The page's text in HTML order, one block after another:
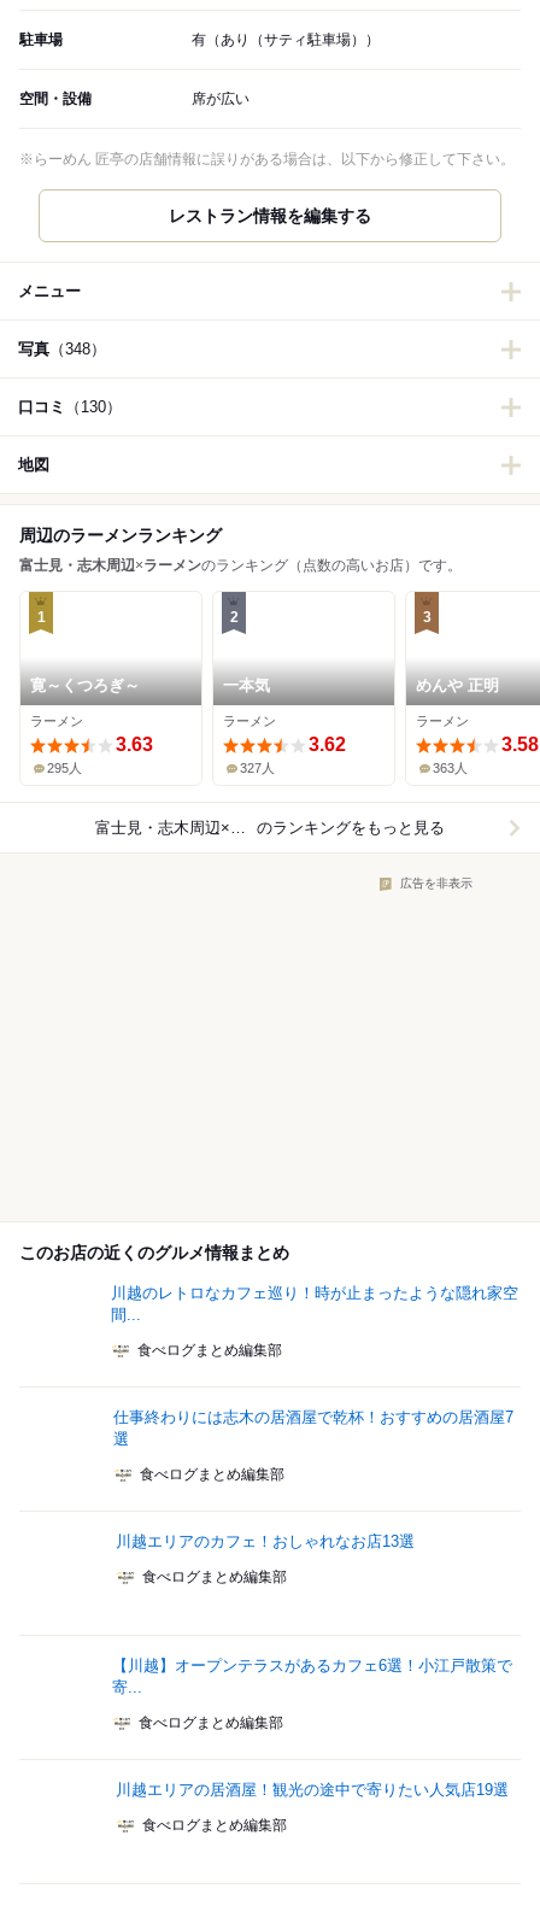
駐車場 有（あり（サティ駐車場））
空間・設備 席が広い
※らーめん 匠亭の店舗情報に誤りがある場合は、以下から修正して下さい。
メニュー
写真 （348）
口コミ （130）
地図
周辺のラーメンランキング
富士見・志木周辺×ラーメンのランキング（点数の高いお店）です。
1
寛～くつろぎ～
ラーメン
3.63
295人
2
一本気
ラーメン
3.62
327人
3
めんや 正明
ラーメン
3.58
363人
富士見・志木周辺×ラーメン のランキングをもっと見る
広告を非表示
このお店の近くのグルメ情報まとめ
川越のレトロなカフェ巡り！時が止まったような隠れ家空
間...
食べログまとめ編集部
仕事終わりには志木の居酒屋で乾杯！おすすめの居酒屋7
選
食べログまとめ編集部
川越エリアのカフェ！おしゃれなお店13選
食べログまとめ編集部
【川越】オープンテラスがあるカフェ6選！小江戸散策で
寄...
食べログまとめ編集部
川越エリアの居酒屋！観光の途中で寄りたい人気店19選
食べログまとめ編集部